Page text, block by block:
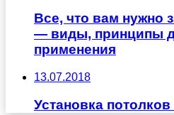
Все, что вам нужно
— виды, принципы
применения
13.07.2018
Установка